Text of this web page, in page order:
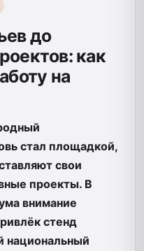
до
как
на
стал площадкой,
свои
проекты. В
внимание
стенд
национальный